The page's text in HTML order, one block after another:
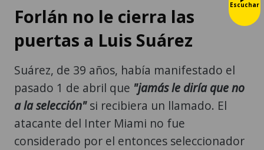
Forlán no le cierra las
puertas a Luis Suárez
Suárez, de 39 años, había manifestado el
pasado 1 de abril que "jamás le diría que no
a la selección"si recibiera un llamado. El
atacante del Inter Miami no fue
considerado por el entonces seleccionador
Escuchar